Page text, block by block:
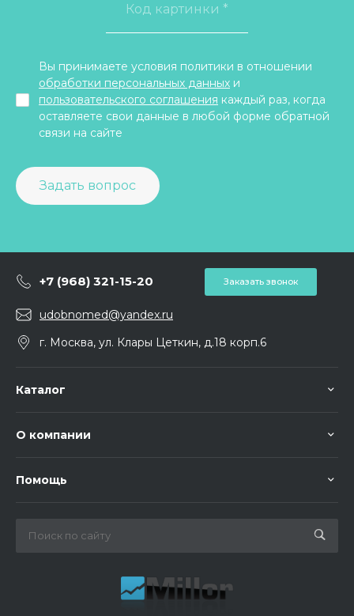
Задать вопрос
Вы принимаете условия политики в отношении
обработки персональных данных и
пользовательского соглашения каждый раз, когда
оставляете свои данные в любой форме обратной
связи на сайте
+7 (968) 321-15-20 Заказать звонок
udobnomed@yandex.ru
г. Москва, ул. Клары Цеткин, д.18 корп.6
Каталог
О компании
Помощь